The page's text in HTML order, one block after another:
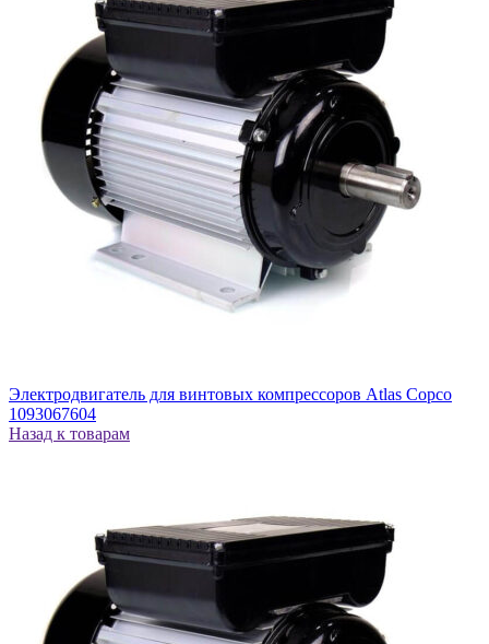
Электродвигатель для винтовых компрессоров Atlas Copco
1093067604
Назад к товарам